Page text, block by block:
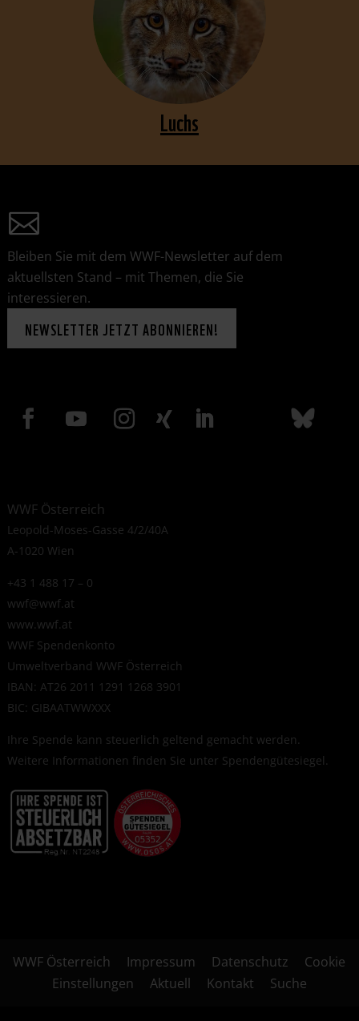
Luchs
Bleiben Sie mit dem WWF-Newsletter auf dem
aktuellsten Stand – mit Themen, die Sie
interessieren.
NEWSLETTER JETZT ABONNIEREN!
WWF Österreich
Leopold-Moses-Gasse 4/2/40A
A-1020 Wien
+43 1 488 17 – 0
wwf@wwf.at
www.wwf.at
WWF Spendenkonto
Umweltverband WWF Österreich
IBAN: AT26 2011 1291 1268 3901
BIC: GIBAATWWXXX
Ihre Spende kann steuerlich geltend gemacht werden.
Weitere Informationen finden Sie unter Spendengütesiegel.
WWF Österreich Impressum Datenschutz
Cookie
Einstellungen
Aktuell Kontakt Suche